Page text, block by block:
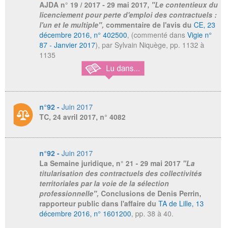
AJDA n° 19 / 2017 - 29 mai 2017, "Le contentieux du
licenciement pour perte d'emploi des contractuels :
l'un et le multiple", commentaire de l'avis du CE, 23
décembre 2016, n° 402500, (commenté dans Vigie n°
87 - Janvier 2017), par Sylvain Niquège, pp. 1132 à
1135
n°92 - Juin 2017
TC, 24 avril 2017, n° 4082
n°92 - Juin 2017
La Semaine juridique, n° 21 - 29 mai 2017 "La
titularisation des contractuels des collectivités
territoriales par la voie de la sélection
professionnelle", Conclusions de Denis Perrin,
rapporteur public dans l'affaire du TA de Lille, 13
décembre 2016, n° 1601200, pp. 38 à 40.